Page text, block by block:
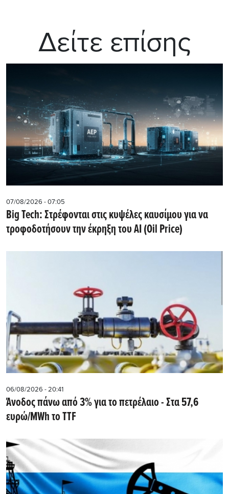
Δείτε επίσης
07/08/2026 - 07:05
Big Tech: Στρέφονται στις κυψέλες καυσίμου για να
τροφοδοτήσουν την έκρηξη του AI (Oil Price)
06/08/2026 - 20:41
Άνοδος πάνω από 3% για το πετρέλαιο - Στα 57,6
ευρώ/MWh το TTF